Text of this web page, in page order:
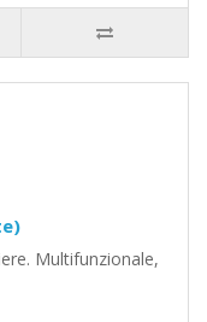
Multifunzionale,